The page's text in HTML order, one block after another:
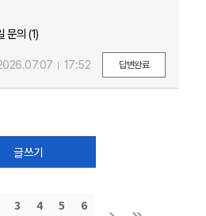
문의(1)
17:52 답변완료
글쓰기
3 4 5
6